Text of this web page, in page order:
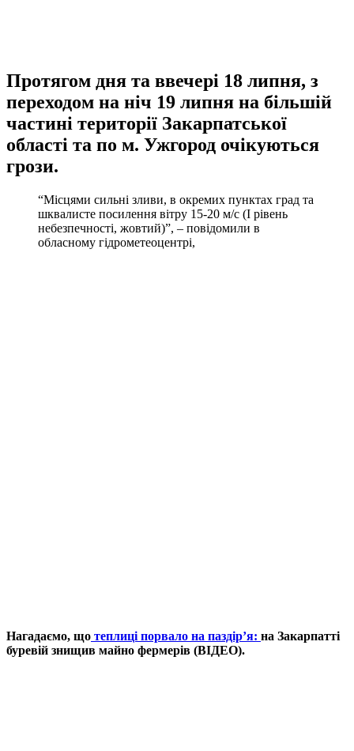
Протягом дня та ввечері 18 липня, з
переходом на ніч 19 липня на більшій
частині території Закарпатської
області та по м. Ужгород очікуються
грози.
“Місцями сильні зливи, в окремих пунктах град та
шквалисте посилення вітру 15-20 м/с (І рівень
небезпечності, жовтий)”, – повідомили в
обласному гідрометеоцентрі,
Нагадаємо, що теплиці порвало на паздір’я: на Закарпатті
буревій знищив майно фермерів (ВІДЕО).